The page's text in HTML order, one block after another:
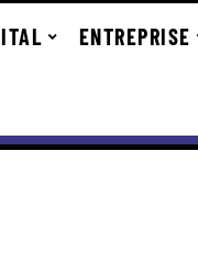
ENTREPRISE